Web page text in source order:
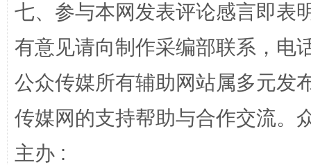
完善运行机制助力责任有效落实 一纸欠
七、参与本网发表评论感言即表
有意见请向制作采编部联系，电
公众传媒所有辅助网站属多元发
传媒网的支持帮助与合作交流。
主办 :